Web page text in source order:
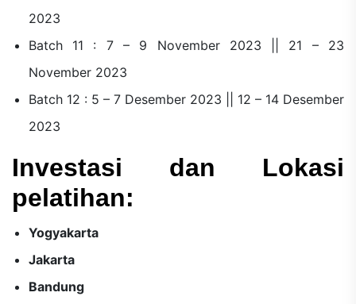
2023
Batch 11 : 7 – 9 November 2023 || 21 – 23
November 2023
Batch 12 : 5 – 7 Desember 2023 || 12 – 14 Desember
2023
Investasi dan Lokasi
pelatihan:
Yogyakarta
Jakarta
Bandung